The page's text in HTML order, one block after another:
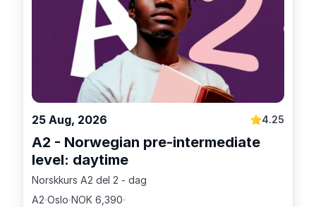
25 Aug, 2026 4.25
A2 - Norwegian pre-intermediate
level: daytime
Norskkurs A2 del 2 - dag
A2 Oslo NOK 6,390